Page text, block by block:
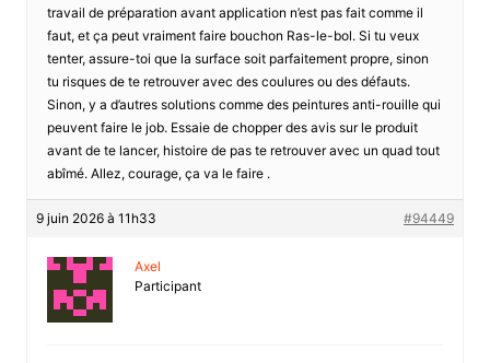
travail de préparation avant application n’est pas fait comme il
faut, et ça peut vraiment faire bouchon Ras-le-bol. Si tu veux
tenter, assure-toi que la surface soit parfaitement propre, sinon
tu risques de te retrouver avec des coulures ou des défauts.
Sinon, y a d’autres solutions comme des peintures anti-rouille qui
peuvent faire le job. Essaie de chopper des avis sur le produit
avant de te lancer, histoire de pas te retrouver avec un quad tout
abîmé. Allez, courage, ça va le faire .
9 juin 2026 à 11h33 #94449
Axel
Participant